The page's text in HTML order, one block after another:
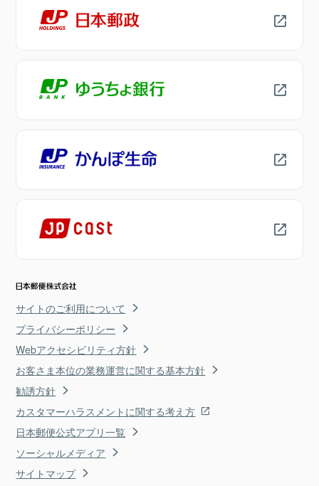
サイトのご利用について
プライバシーポリシー
Webアクセシビリティ方針
お客さま本位の業務運営に関する基本方針
勧誘方針
カスタマーハラスメントに関する考え方
日本郵便公式アプリ一覧
ソーシャルメディア
サイトマップ